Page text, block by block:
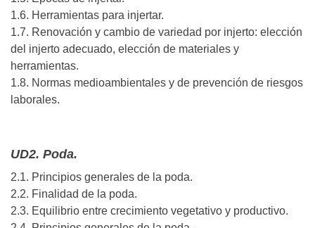
1.6. Herramientas para injertar.
1.7. Renovación y cambio de variedad por injerto: elección
del injerto adecuado, elección de materiales y
herramientas.
1.8. Normas medioambientales y de prevención de riesgos
laborales.
UD2. Poda.
2.1. Principios generales de la poda.
2.2. Finalidad de la poda.
2.3. Equilibrio entre crecimiento vegetativo y productivo.